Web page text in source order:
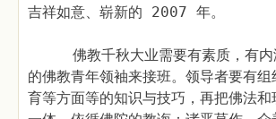
吉祥如意、崭新的 2007 年。
佛教千秋大业需要有素质，有内
的佛教青年领袖来接班。领导者要有组
育等方面等的知识与技巧，再把佛法和